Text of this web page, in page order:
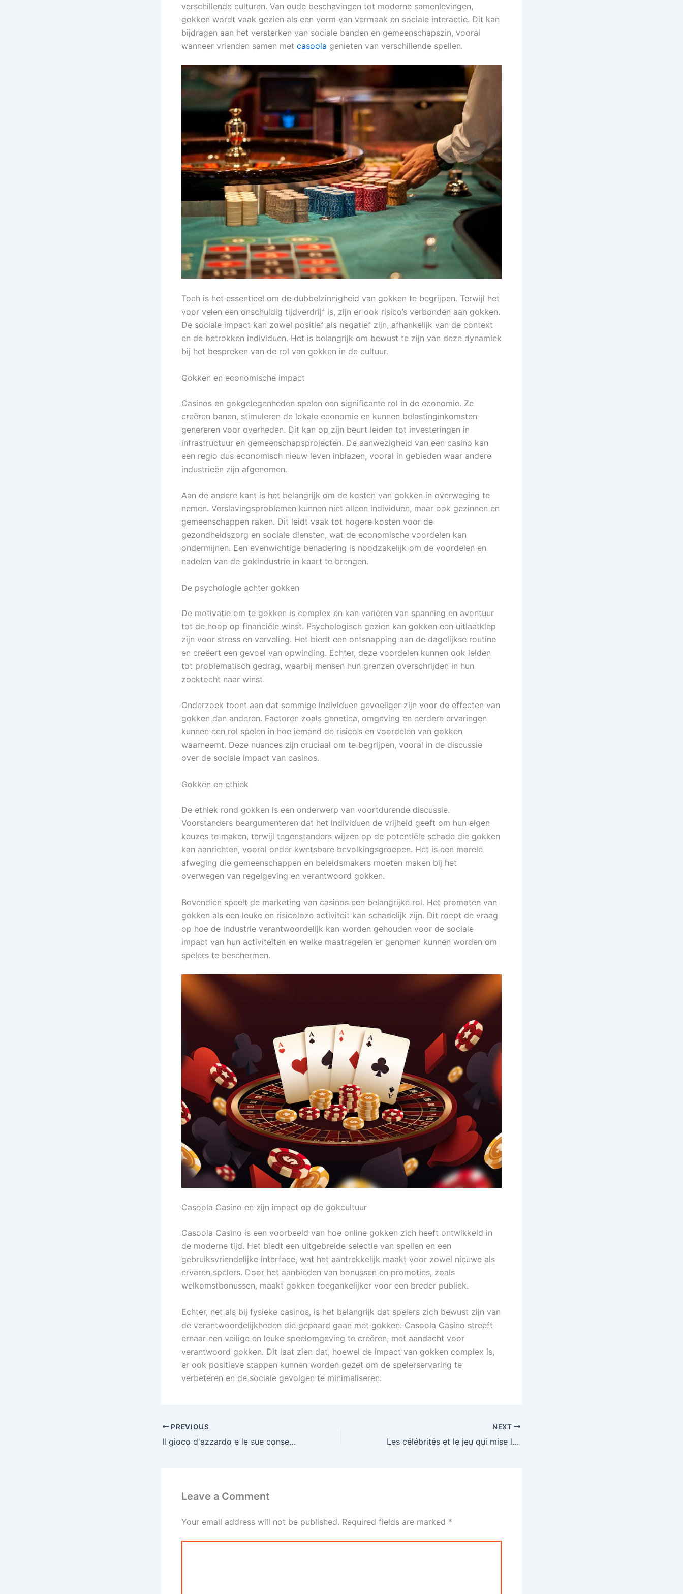
verschillende culturen. Van oude beschavingen tot moderne samenlevingen,
gokken wordt vaak gezien als een vorm van vermaak en sociale interactie. Dit kan
bijdragen aan het versterken van sociale banden en gemeenschapszin, vooral
wanneer vrienden samen met casoola genieten van verschillende spellen.
Toch is het essentieel om de dubbelzinnigheid van gokken te begrijpen. Terwijl het
voor velen een onschuldig tijdverdrijf is, zijn er ook risico’s verbonden aan gokken.
De sociale impact kan zowel positief als negatief zijn, afhankelijk van de context
en de betrokken individuen. Het is belangrijk om bewust te zijn van deze dynamiek
bij het bespreken van de rol van gokken in de cultuur.
Gokken en economische impact
Casinos en gokgelegenheden spelen een significante rol in de economie. Ze
creëren banen, stimuleren de lokale economie en kunnen belastinginkomsten
genereren voor overheden. Dit kan op zijn beurt leiden tot investeringen in
infrastructuur en gemeenschapsprojecten. De aanwezigheid van een casino kan
een regio dus economisch nieuw leven inblazen, vooral in gebieden waar andere
industrieën zijn afgenomen.
Aan de andere kant is het belangrijk om de kosten van gokken in overweging te
nemen. Verslavingsproblemen kunnen niet alleen individuen, maar ook gezinnen en
gemeenschappen raken. Dit leidt vaak tot hogere kosten voor de
gezondheidszorg en sociale diensten, wat de economische voordelen kan
ondermijnen. Een evenwichtige benadering is noodzakelijk om de voordelen en
nadelen van de gokindustrie in kaart te brengen.
De psychologie achter gokken
De motivatie om te gokken is complex en kan variëren van spanning en avontuur
tot de hoop op financiële winst. Psychologisch gezien kan gokken een uitlaatklep
zijn voor stress en verveling. Het biedt een ontsnapping aan de dagelijkse routine
en creëert een gevoel van opwinding. Echter, deze voordelen kunnen ook leiden
tot problematisch gedrag, waarbij mensen hun grenzen overschrijden in hun
zoektocht naar winst.
Onderzoek toont aan dat sommige individuen gevoeliger zijn voor de effecten van
gokken dan anderen. Factoren zoals genetica, omgeving en eerdere ervaringen
kunnen een rol spelen in hoe iemand de risico’s en voordelen van gokken
waarneemt. Deze nuances zijn cruciaal om te begrijpen, vooral in de discussie
over de sociale impact van casinos.
Gokken en ethiek
De ethiek rond gokken is een onderwerp van voortdurende discussie.
Voorstanders beargumenteren dat het individuen de vrijheid geeft om hun eigen
keuzes te maken, terwijl tegenstanders wijzen op de potentiële schade die gokken
kan aanrichten, vooral onder kwetsbare bevolkingsgroepen. Het is een morele
afweging die gemeenschappen en beleidsmakers moeten maken bij het
overwegen van regelgeving en verantwoord gokken.
Bovendien speelt de marketing van casinos een belangrijke rol. Het promoten van
gokken als een leuke en risicoloze activiteit kan schadelijk zijn. Dit roept de vraag
op hoe de industrie verantwoordelijk kan worden gehouden voor de sociale
impact van hun activiteiten en welke maatregelen er genomen kunnen worden om
spelers te beschermen.
Casoola Casino en zijn impact op de gokcultuur
Casoola Casino is een voorbeeld van hoe online gokken zich heeft ontwikkeld in
de moderne tijd. Het biedt een uitgebreide selectie van spellen en een
gebruiksvriendelijke interface, wat het aantrekkelijk maakt voor zowel nieuwe als
ervaren spelers. Door het aanbieden van bonussen en promoties, zoals
welkomstbonussen, maakt gokken toegankelijker voor een breder publiek.
Echter, net als bij fysieke casinos, is het belangrijk dat spelers zich bewust zijn van
de verantwoordelijkheden die gepaard gaan met gokken. Casoola Casino streeft
ernaar een veilige en leuke speelomgeving te creëren, met aandacht voor
verantwoord gokken. Dit laat zien dat, hoewel de impact van gokken complex is,
er ook positieve stappen kunnen worden gezet om de spelerservaring te
verbeteren en de sociale gevolgen te minimaliseren.
PREVIOUS
Il gioco d'azzardo e le sue conseguenze finanziarie come evitarle
NEXT
Les célébrités et le jeu qui mise le plus
Leave a Comment
Your email address will not be published. Required fields are marked *